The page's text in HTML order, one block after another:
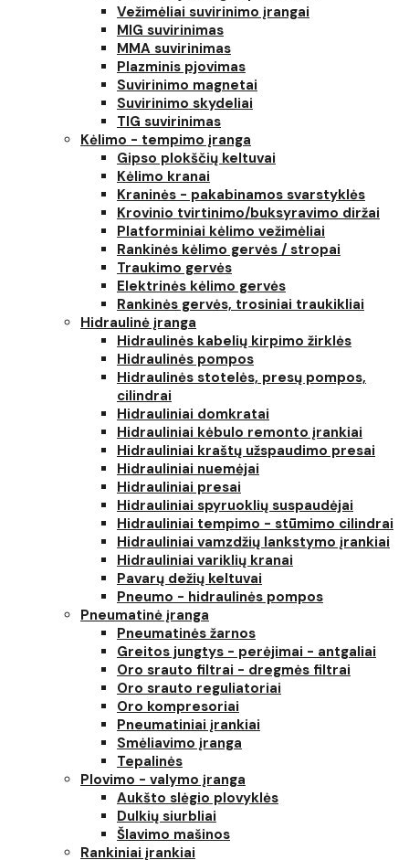
Vežimėliai suvirinimo įrangai
MIG suvirinimas
MMA suvirinimas
Plazminis pjovimas
Suvirinimo magnetai
Suvirinimo skydeliai
TIG suvirinimas
Kėlimo - tempimo įranga
Gipso plokščių keltuvai
Kėlimo kranai
Kraninės - pakabinamos svarstyklės
Krovinio tvirtinimo/buksyravimo diržai
Platforminiai kėlimo vežimėliai
Rankinės kėlimo gervės / stropai
Traukimo gervės
Elektrinės kėlimo gervės
Rankinės gervės, trosiniai traukikliai
Hidraulinė įranga
Hidraulinės kabelių kirpimo žirklės
Hidraulinės pompos
Hidraulinės stotelės, presų pompos,
cilindrai
Hidrauliniai domkratai
Hidrauliniai kėbulo remonto įrankiai
Hidrauliniai kraštų užspaudimo presai
Hidrauliniai nuemėjai
Hidrauliniai presai
Hidrauliniai spyruoklių suspaudėjai
Hidrauliniai tempimo - stūmimo cilindrai
Hidrauliniai vamzdžių lankstymo įrankiai
Hidrauliniai variklių kranai
Pavarų dežių keltuvai
Pneumo - hidraulinės pompos
Pneumatinė įranga
Pneumatinės žarnos
Greitos jungtys - perėjimai - antgaliai
Oro srauto filtrai - dregmės filtrai
Oro srauto reguliatoriai
Oro kompresoriai
Pneumatiniai įrankiai
Smėliavimo įranga
Tepalinės
Plovimo - valymo įranga
Aukšto slėgio plovyklės
Dulkių siurbliai
Šlavimo mašinos
Rankiniai įrankiai